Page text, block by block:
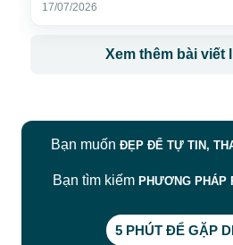
17/07/2026
Xem thêm bài viết
Bạn muốn ĐẸP ĐỂ TỰ TIN,
Bạn tìm kiếm PHƯƠNG PHÁP
5 PHÚT ĐỂ GẶP